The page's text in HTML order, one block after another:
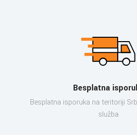
Besplatna
Besplatna isporuka na teritoriji
služba